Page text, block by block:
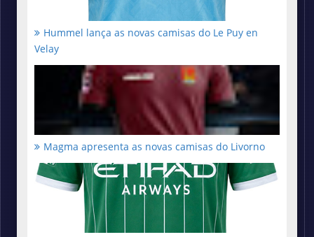
Hummel lança as novas camisas do Le Puy en
Velay
Magma apresenta as novas camisas do Livorno